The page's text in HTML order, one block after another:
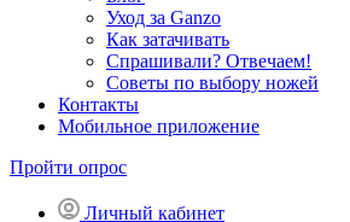
Уход за Ganzo
Как затачивать
Спрашивали? Отвечаем!
Советы по выбору ножей
Контакты
Мобильное приложение
Пройти опрос
Личный кабинет